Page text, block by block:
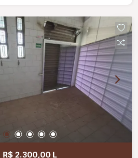
R$ 2.300,00 L